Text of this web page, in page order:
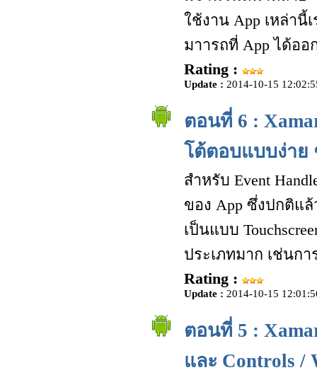
ใช้งาน App เหล่านี้
มาารถที่ App ได้อ
Rating :
Update : 2014-10-15
ตอนที่ 6 :
โต้ตอบแบบง่าย
สำหรับ Event
ของ App ซึ่งปกติแล้
เป็นแบบ
ประเภทมาก เช่นก
Rating :
Update : 2014-10-15
ตอนที่ 5 :
และ Controls /